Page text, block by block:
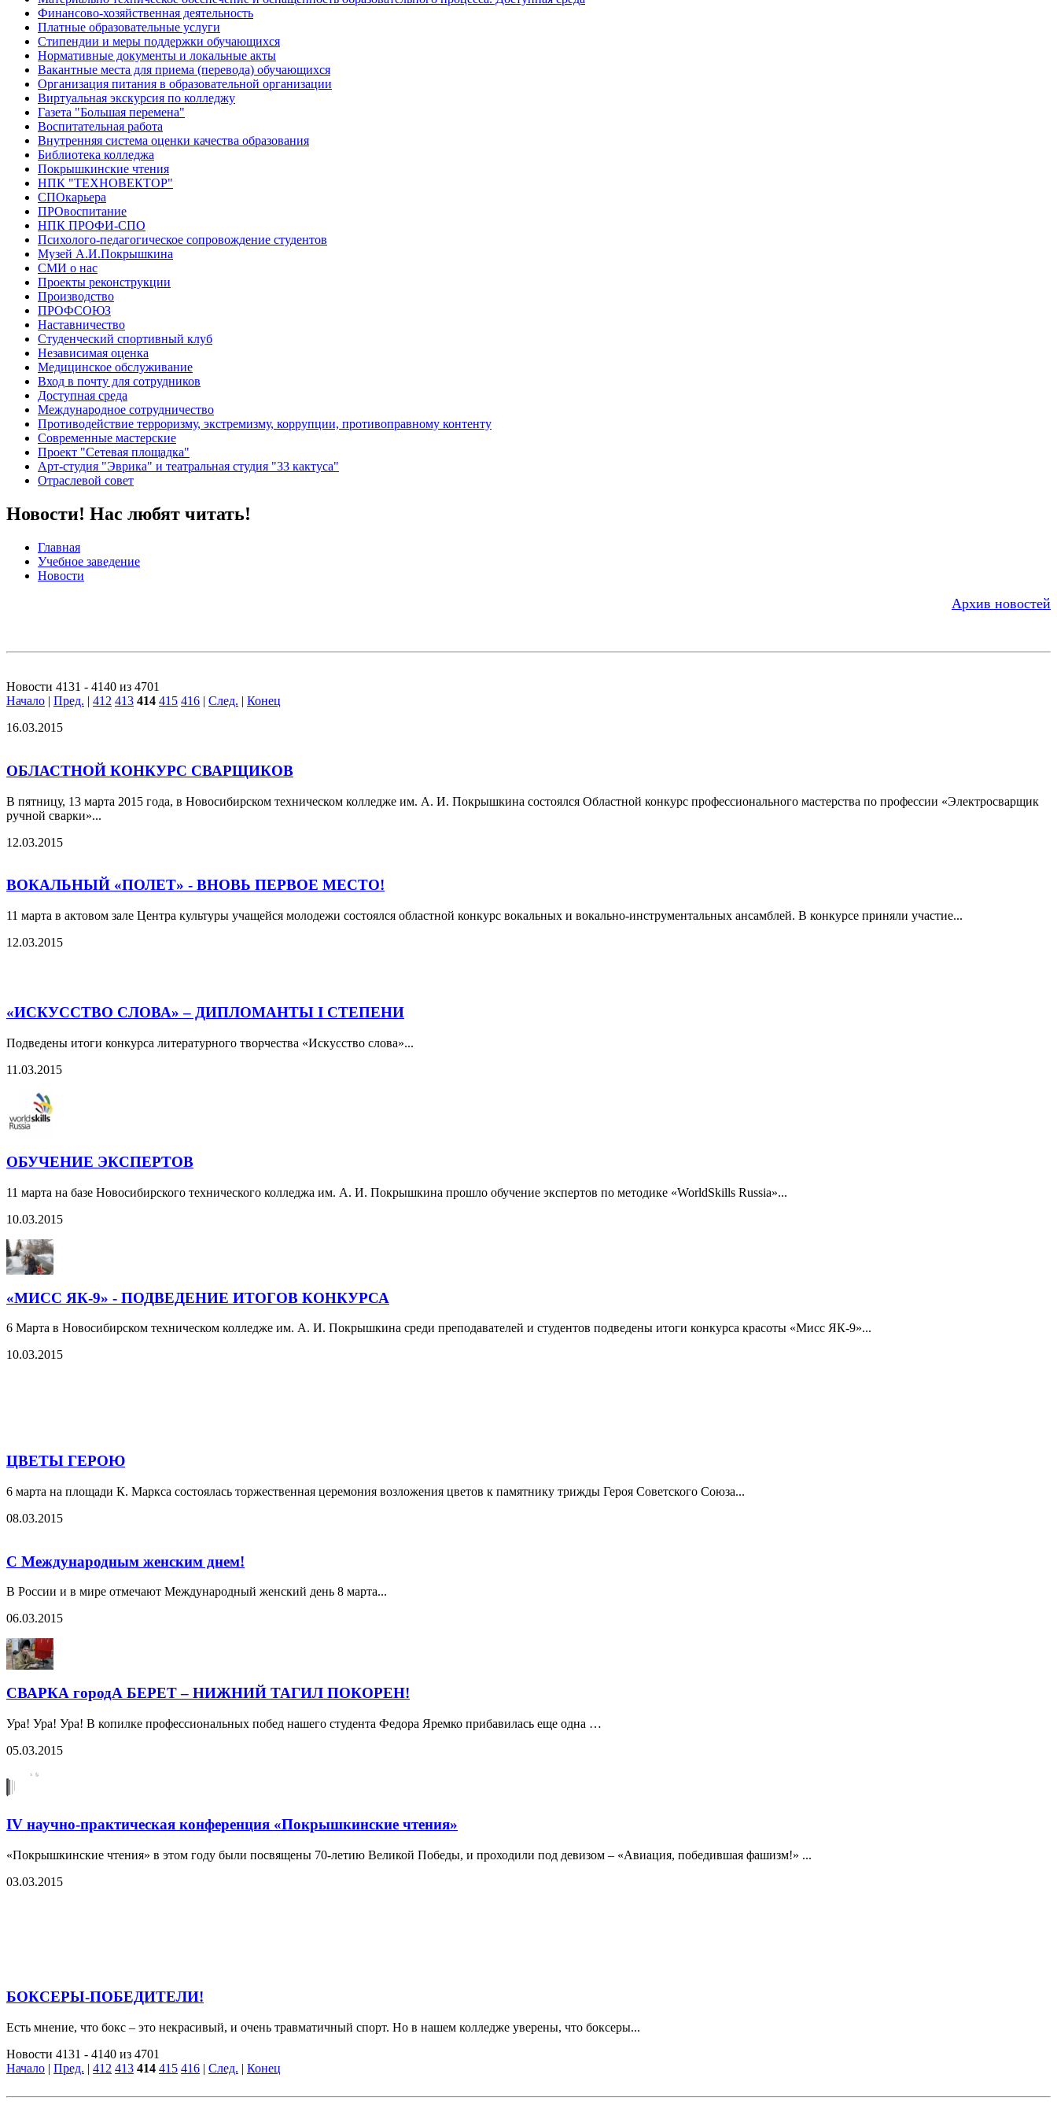
Финансово-хозяйственная деятельность
Платные образовательные услуги
Стипендии и меры поддержки обучающихся
Нормативные документы и локальные акты
Вакантные места для приема (перевода) обучающихся
Организация питания в образовательной организации
Виртуальная экскурсия по колледжу
Газета "Большая перемена"
Воспитательная работа
Внутренняя система оценки качества образования
Библиотека колледжа
Покрышкинские чтения
НПК "ТЕХНОВЕКТОР"
СПОкарьера
ПРОвоспитание
НПК ПРОФИ-СПО
Психолого-педагогическое сопровождение студентов
Музей А.И.Покрышкина
СМИ о нас
Проекты реконструкции
Производство
ПРОФСОЮЗ
Наставничество
Студенческий спортивный клуб
Независимая оценка
Медицинское обслуживание
Вход в почту для сотрудников
Доступная среда
Международное сотрудничество
Противодействие терроризму, экстремизму, коррупции, противоправному контенту
Современные мастерские
Проект "Сетевая площадка"
Арт-студия "Эврика" и театральная студия "33 кактуса"
Отраслевой совет
Новости! Нас любят читать!
Главная
Учебное заведение
Новости
Архив новостей
Новости 4131 - 4140 из 4701
Начало | Пред. | 412 413 414 415 416 | След. | Конец
16.03.2015
ОБЛАСТНОЙ КОНКУРС СВАРЩИКОВ
В пятницу, 13 марта 2015 года, в Новосибирском техническом колледже им. А. И. Покрышкина состоялся Областной конкурс профессионального мастерства по профессии «Электросварщик
ручной сварки»...
12.03.2015
ВОКАЛЬНЫЙ «ПОЛЕТ» - ВНОВЬ ПЕРВОЕ МЕСТО!
11 марта в актовом зале Центра культуры учащейся молодежи состоялся областной конкурс вокальных и вокально-инструментальных ансамблей. В конкурсе приняли участие...
12.03.2015
«ИСКУССТВО СЛОВА» – ДИПЛОМАНТЫ I СТЕПЕНИ
Подведены итоги конкурса литературного творчества «Искусство слова»...
11.03.2015
ОБУЧЕНИЕ ЭКСПЕРТОВ
11 марта на базе Новосибирского технического колледжа им. А. И. Покрышкина прошло обучение экспертов по методике «WorldSkills Russia»...
10.03.2015
«МИСС ЯК-9» - ПОДВЕДЕНИЕ ИТОГОВ КОНКУРСА
6 Марта в Новосибирском техническом колледже им. А. И. Покрышкина среди преподавателей и студентов подведены итоги конкурса красоты «Мисс ЯК-9»...
10.03.2015
ЦВЕТЫ ГЕРОЮ
6 марта на площади К. Маркса состоялась торжественная церемония возложения цветов к памятнику трижды Героя Советского Союза...
08.03.2015
С Международным женским днем!
В России и в мире отмечают Международный женский день 8 марта...
06.03.2015
СВАРКА городА БЕРЕТ – НИЖНИЙ ТАГИЛ ПОКОРЕН!
Ура! Ура! Ура! В копилке профессиональных побед нашего студента Федора Яремко прибавилась еще одна …
05.03.2015
IV научно-практическая конференция «Покрышкинские чтения»
«Покрышкинские чтения» в этом году были посвящены 70-летию Великой Победы, и проходили под девизом – «Авиация, победившая фашизм!» ...
03.03.2015
БОКСЕРЫ-ПОБЕДИТЕЛИ!
Есть мнение, что бокс – это некрасивый, и очень травматичный спорт. Но в нашем колледже уверены, что боксеры...
Новости 4131 - 4140 из 4701
Начало | Пред. | 412 413 414 415 416 | След. | Конец